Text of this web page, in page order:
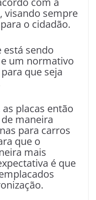
visando sempre
o cidadão.
sendo
um normativo
que seja
placas então
maneira
para carros
que o
mais
é que